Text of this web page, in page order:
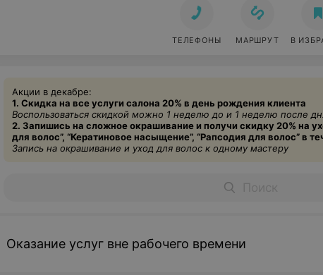
ТЕЛЕФОНЫ МАРШРУТ В
Акции в декабре:
1. Скидка на все услуги салона 20% в день рождения клиента
Воспользоваться скидкой можно 1 неделю до и 1 неделю после
2. Запишись на сложное окрашивание и получи скидку 20% на
для волос”, “Кератиновоенасыщение”, “Рапсодия для волос” в
Запись на окрашивание и уход для волос к одному мастеру
Оказание услуг вне рабочего времени